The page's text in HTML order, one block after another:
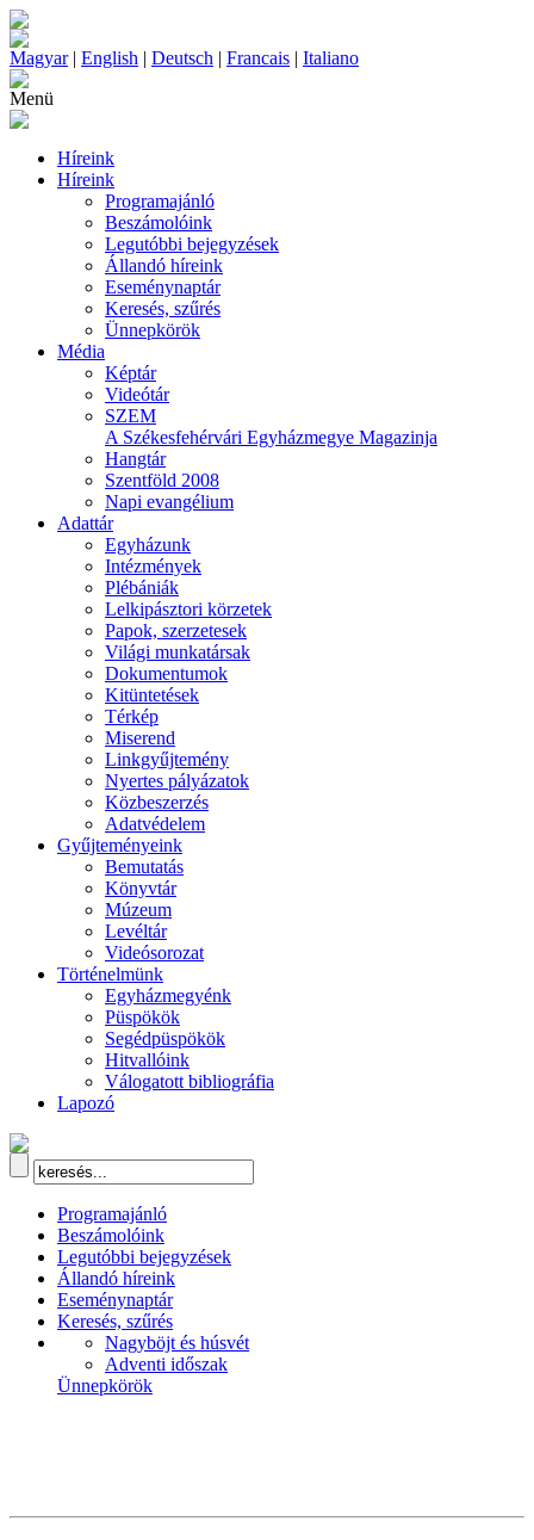
Magyar| English | Deutsch | Francais | Italiano
Menü
Híreink
Híreink
Programajánló
Beszámolóink
Legutóbbi bejegyzések
Állandó híreink
Eseménynaptár
Keresés, szűrés
Ünnepkörök
Média
Képtár
Videótár
SZEM
A Székesfehérvári Egyházmegye Magazinja
Hangtár
Szentföld 2008
Napi evangélium
Adattár
Egyházunk
Intézmények
Plébániák
Lelkipásztori körzetek
Papok, szerzetesek
Világi munkatársak
Dokumentumok
Kitüntetések
Térkép
Miserend
Linkgyűjtemény
Nyertes pályázatok
Közbeszerzés
Adatvédelem
Gyűjteményeink
Bemutatás
Könyvtár
Múzeum
Levéltár
Videósorozat
Történelmünk
Egyházmegyénk
Püspökök
Segédpüspökök
Hitvallóink
Válogatott bibliográfia
Lapozó
Programajánló
Beszámolóink
Legutóbbi bejegyzések
Állandó híreink
Eseménynaptár
Keresés, szűrés
Nagyböjt és húsvét
Adventi időszak
Ünnepkörök